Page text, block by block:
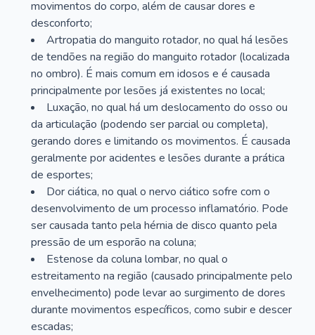
movimentos do corpo, além de causar dores e
desconforto;
Artropatia do manguito rotador, no qual há lesões
de tendões na região do manguito rotador (localizada
no ombro). É mais comum em idosos e é causada
principalmente por lesões já existentes no local;
Luxação, no qual há um deslocamento do osso ou
da articulação (podendo ser parcial ou completa),
gerando dores e limitando os movimentos. É causada
geralmente por acidentes e lesões durante a prática
de esportes;
Dor ciática, no qual o nervo ciático sofre com o
desenvolvimento de um processo inflamatório. Pode
ser causada tanto pela hérnia de disco quanto pela
pressão de um esporão na coluna;
Estenose da coluna lombar, no qual o
estreitamento na região (causado principalmente pelo
envelhecimento) pode levar ao surgimento de dores
durante movimentos específicos, como subir e descer
escadas;